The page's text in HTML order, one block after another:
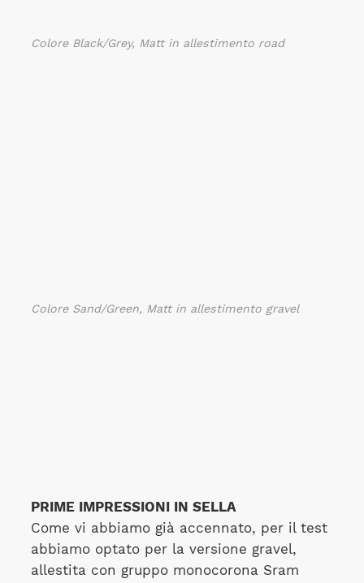
Colore Black/Grey, Matt in allestimento road
Colore Sand/Green, Matt in allestimento gravel
PRIME IMPRESSIONI IN SELLA
Come vi abbiamo già accennato, per il test
abbiamo optato per la versione gravel,
allestita con gruppo monocorona Sram